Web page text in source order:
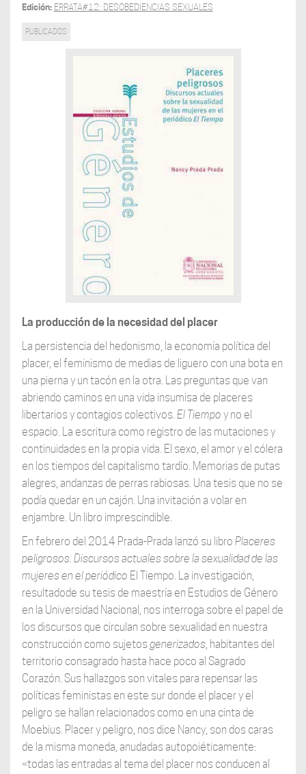
Edición: ERRATA#12: DESOBEDIENCIAS SEXUALES
PUBLICADOS
La producción de la necesidad del placer
La persistencia del hedonismo, la economía política del
placer, el feminismo de medias de liguero con una bota en
una pierna y un tacón en la otra. Las preguntas que van
abriendo caminos en una vida insumisa de placeres
libertarios y contagios colectivos. El Tiempo y no el
espacio. La escritura como registro de las mutaciones y
continuidades en la propia vida. El sexo, el amor y el cólera
en los tiempos del capitalismo tardío. Memorias de putas
alegres, andanzas de perras rabiosas. Una tesis que no se
podía quedar en un cajón. Una invitación a volar en
enjambre. Un libro imprescindible.
En febrero del 2014 Prada-Prada lanzó su libro Placeres
peligrosos. Discursos actualessobre la sexualidad de las
mujeres en el periódico El Tiempo. La investigación,
resultadode su tesis de maestría en Estudios de Género
en la Universidad Nacional, nos interroga sobre el papel de
los discursos que circulan sobre sexualidad en nuestra
construcción como sujetosgenerizados, habitantes del
territorio consagrado hasta hace poco al Sagrado
Corazón. Sus hallazgos son vitales para repensar las
políticas feministas en este sur donde el placer y el
peligro se hallan relacionados como en una cinta de
Moebius. Placer y peligro, nos dice Nancy, son dos caras
de la misma moneda, anudadas autopoiéticamente:
«todas las entradas al tema del placer nos conducen al